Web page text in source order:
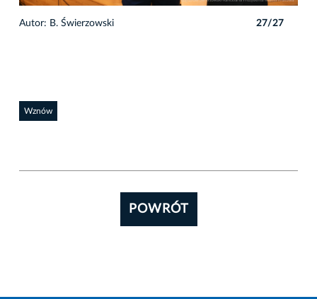
Autor: B. Świerzowski 27/27
Wznów
POWRÓT